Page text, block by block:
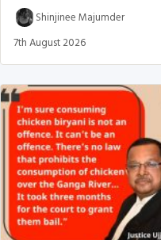
Shinjinee Majumder
7th August 2026